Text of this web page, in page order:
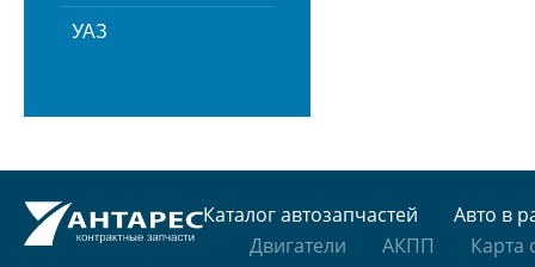
УАЗ
Каталог автозапчастей
Авто в
Двигатели
АКПП Карта